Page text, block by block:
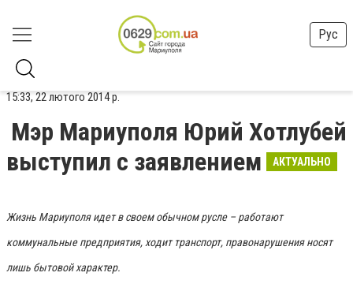
Рус
15:33, 22 лютого 2014 р.
Мэр Мариуполя Юрий Хотлубей
выступил с заявлением
АКТУАЛЬНО
Жизнь Мариуполя идет в своем обычном русле – работают
коммунальные предприятия, ходит транспорт, правонарушения носят
лишь бытовой характер.